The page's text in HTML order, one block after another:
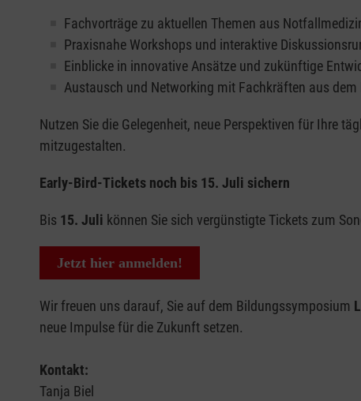
Fachvorträge zu aktuellen Themen aus
Praxisnahe Workshops und interaktive
Einblicke in innovative Ansätze und zukünftige
Austausch und Networking mit Fachkräften aus dem
Nutzen Sie die Gelegenheit, neue Perspektiven für Ihre
mitzugestalten.
Early-Bird-Tickets noch bis 15. Juli sichern
Bis 15. Juli können Sie sich vergünstigte Tickets zum
Jetzt hier anmelden!
Wir freuen uns darauf, Sie auf dem Bildungssymposium
neue Impulse für die Zukunft setzen.
Kontakt:
Tanja Biel